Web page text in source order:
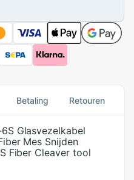
Betaling Retouren
Glasvezelkabel
Mes Snijden
Fiber Cleaver tool